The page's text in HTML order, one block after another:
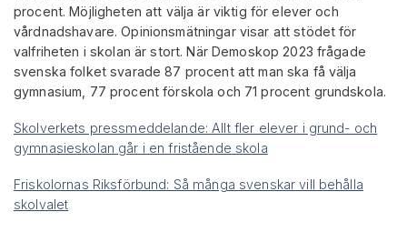
procent. Möjligheten att välja är viktig för elever och
vårdnadshavare. Opinionsmätningar visar att stödet för
valfriheten i skolan är stort. När Demoskop 2023 frågade
svenska folket svarade 87 procent att man ska få välja
gymnasium, 77 procent förskola och 71 procent grundskola.
Skolverkets pressmeddelande: Allt fler elever i grund- och
gymnasieskolan går i en fristående skola
Friskolornas Riksförbund: Så många svenskar vill behålla
skolvalet